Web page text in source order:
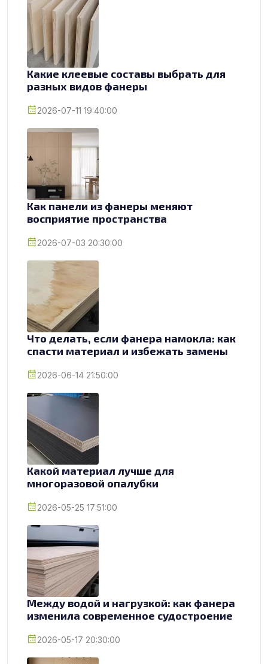
Какие клеевые составы выбрать для
разных видов фанеры
2026-07-11 19:40:00
Как панели из фанеры меняют
восприятие пространства
2026-07-03 20:30:00
Что делать, если фанера намокла: как
спасти материал и избежать замены
2026-06-14 21:50:00
Какой материал лучше для
многоразовой опалубки
2026-05-25 17:51:00
Между водой и нагрузкой: как фанера
изменила современное судостроение
2026-05-17 20:30:00